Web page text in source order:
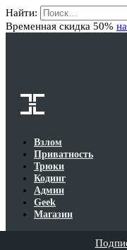
Найти:
Временная скидка 50%
Взлом
Приватность
Трюки
Кодинг
Админ
Geek
Магазин